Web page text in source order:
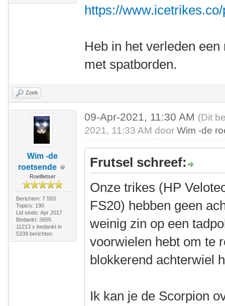
https://
Heb in het verleden
met spatborden.
Zoek
Wim -de
roetsende
Roeifietser
Berichten: 7.593
Topics: 190
Lid sinds: Apr 2017
Bedankt: 3655
11213 x bedankt in
5339 berichten
09-Apr-2021, 11:30 AM (Dit
2021, 11:33 AM doorWim -de
Frutsel schreef:
Onze trikes (HP
FS20) hebben geen
weinig zin op een
voorwielen hebt om te
blokkerend achterwiel
Ik kan je de Scorpion